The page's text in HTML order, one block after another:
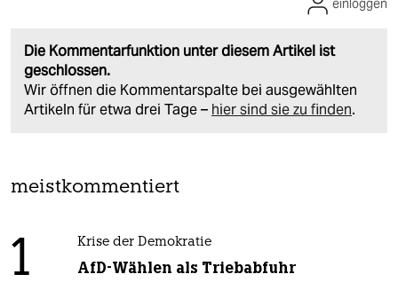
Die Kommentarfunktion unter diesem Artikel ist
geschlossen.
Wir öffnen die Kommentarspalte bei ausgewählten
Artikeln für etwa drei Tage – hier sind sie zu finden.
einloggen
meistkommentiert
1 Krise der Demokratie
AfD-Wählen als Triebabfuhr